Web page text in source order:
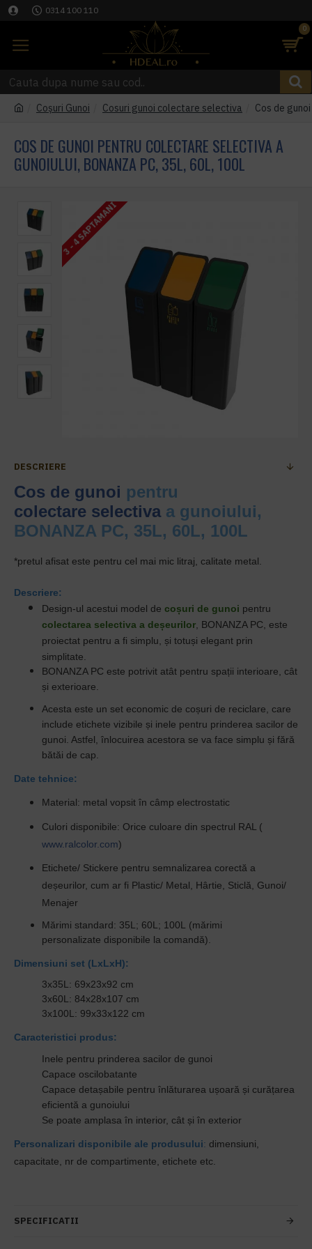
0314 100 110
0
Coşuri Gunoi Cosuri gunoi colectare selectiva Cos de
COS DE GUNOI PENTRU COLECTARE SELECTIVA A
GUNOIULUI, BONANZA PC, 35L, 60L, 100L
3 - 4 SAPTAMANI
DESCRIERE
Cos de gunoi pentru
colectare selectivaa gunoiului,
BONANZA PC, 35L, 60L, 100L
*pretul afisat este pentru cel mai mic litraj, calitate metal.
Descriere:
Design-ul acestui model de coșuri de gunoi pentru
colectarea selectiva a deșeurilor BONANZA PC,
este
proiectat pentru a fi simplu, și totuși elegant prin
simplitate.
BONANZA PC este potrivit atât pentru spații interioare, cât
și exterioare.
Acesta este un set economic de coșuri de reciclare, care
include etichete vizibile și inele pentru prinderea sacilor de
gunoi. Astfel, înlocuirea acestora se va face simplu și fără
bătăi de cap.
Date tehnice:
Material: metal vopsit în câmp electrostatic
Culori disponibile: Orice culoare din spectrul RAL (
www.ralcolor.com)
Etichete/ Stickere pentru semnalizarea corectă a
deșeurilor, cum ar fi Plastic/ Metal, Hârtie, Sticlă, Gunoi/
Menajer
Mărimi standard: 35L; 60L; 100L (mărimi
personalizate disponibile la comandă).
Dimensiuni set (LxLxH):
3x35L : 69x23x92 cm
3x60L: 84x28x107 cm
3x100L : 99x33x122 cm
Caracteristici produs:
Inele pentru prinderea sacilor de gunoi
Capace oscilobatante
Capace detașabile pentru înlăturarea ușoară și curățarea
eficientă a gunoiului
Se poate amplasa în interior, cât și în exterior
Personalizari disponibile ale produsului: dimensiuni,
capacitate, nr de compartimente, etichete etc.
SPECIFICATII